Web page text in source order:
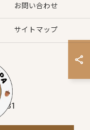
お問い合わせ
サイトマップ